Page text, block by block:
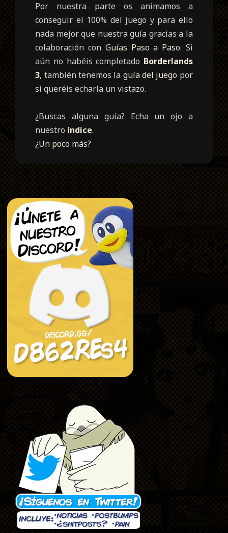
Por nuestra parte os animamos a
conseguir el 100% del juego y para ello
nada mejor que nuestra guía gracias a la
colaboración con Guías Paso a Paso. Si
aún no habéis completado Borderlands
3, también tenemos la guía del juego por
si queréis echarla un vistazo.
¿Buscas alguna guía? Echa un ojo a
nuestro índice.
¿Un poco más?